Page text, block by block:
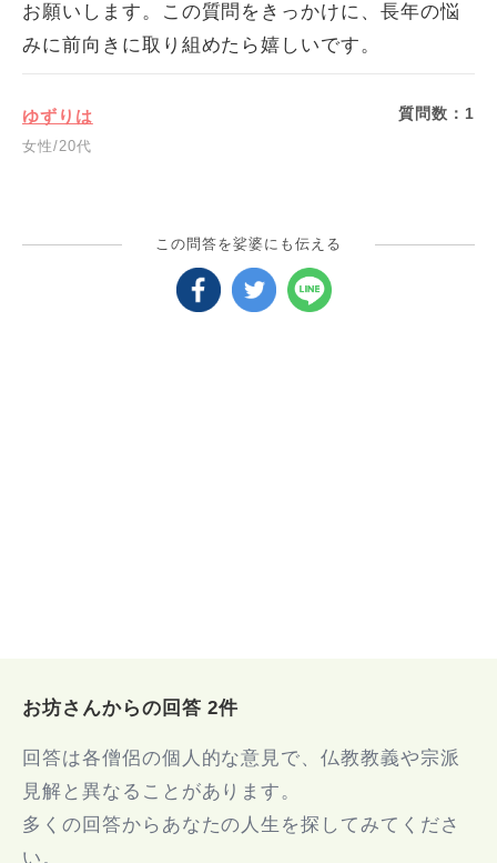
お願いします。この質問をきっかけに、長年の悩
みに前向きに取り組めたら嬉しいです。
ゆずりは
女性/20代
質問数： 1
この問答を娑婆にも伝える
お坊さんからの回答 2件
回答は各僧侶の個人的な意見で、仏教教義や宗派
見解と異なることがあります。
多くの回答からあなたの人生を探してみてくださ
い。